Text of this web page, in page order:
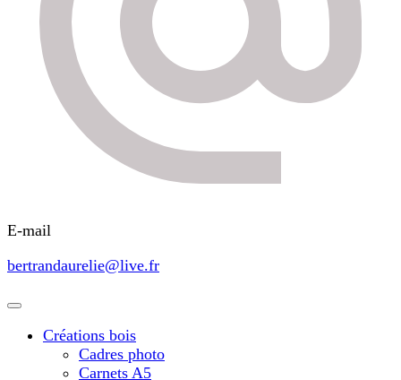
E-mail
bertrandaurelie@live.fr
Créations bois
Cadres photo
Carnets A5